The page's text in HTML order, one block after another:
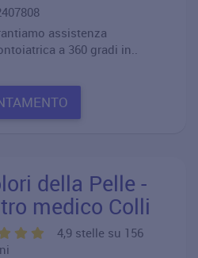
assistenza
a 360 gradi in..
della Pelle -
medico Colli
4,9 stelle su 156